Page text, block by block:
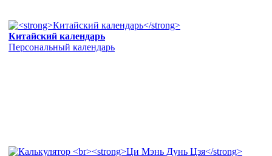
Китайский календарь
Персональный календарь